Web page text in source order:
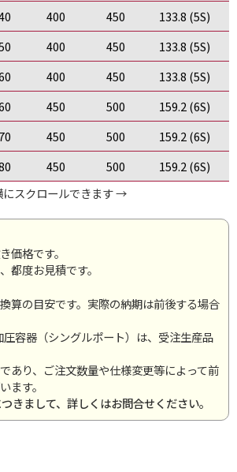
400 450
133.8 (5S)
400 450
133.8 (5S)
400 450
133.8 (5S)
450 500
159.2 (6S)
70 450 500
159.2 (6S)
450 500
159.2 (6S)
にスクロールできます →
価格です。
都度お見積です。
算の目安です。実際の納期は前後する場合
圧容器（シングルポート）は、受注生産品
あり、ご注文数量や仕様変更等によって前
ます。
きまして、詳しくはお問合せください。